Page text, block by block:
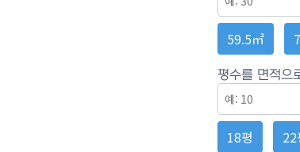
59.5㎡
평수를 면적으
18평 22